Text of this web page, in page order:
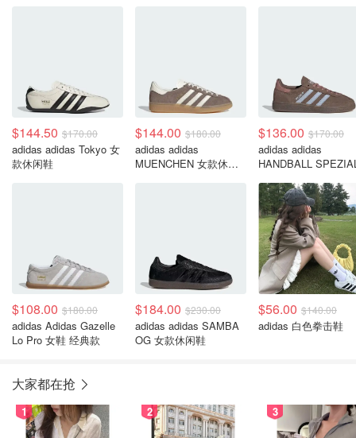
$144.50 $170.00
adidas adidas Tokyo 女
款休闲鞋
$144.00 $180.00
adidas adidas
MUENCHEN 女款休闲
$136.00 $170.00
adidas adidas
HANDBALL
$108.00 $180.00
adidas Adidas Gazelle
Lo Pro 女鞋 经典款
$184.00 $230.00
adidas adidas SAMBA
OG 女款休闲鞋
$56.00 $140.00
adidas 白色拳击鞋
大家都在抢
1 2 3